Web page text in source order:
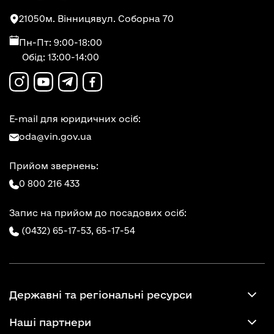
21050м. Вінницявул. Соборна 70
Пн-Пт: 9:00-18:00
Обід: 13:00-14:00
E-mail для юридичних осіб:
oda@vin.gov.ua
Прийом звернень:
0 800 216 433
Запис на прийом до посадових осіб:
(0432) 65-17-53, 65-17-54
Державні та регіональні ресурси
Наші партнери